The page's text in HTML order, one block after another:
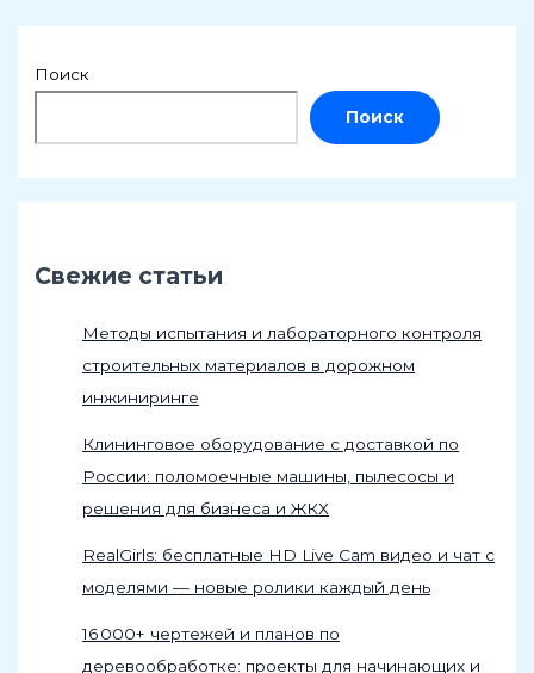
Поиск
Поиск
Свежие статьи
Методы испытания и лабораторного контроля
строительных материалов в дорожном
инжиниринге
Клининговое оборудование с доставкой по
России: поломоечные машины, пылесосы и
решения для бизнеса и ЖКХ
RealGirls: бесплатные HD Live Cam видео и чат с
моделями — новые ролики каждый день
16 000+ чертежей и планов по
деревообработке: проекты для начинающих и